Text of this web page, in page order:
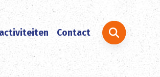
Zoeken naar:
activiteiten Contact